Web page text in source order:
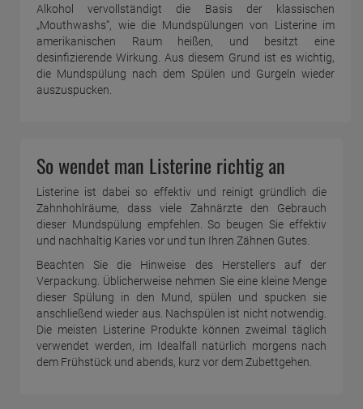
Alkohol vervollständigt die Basis der klassischen
„Mouthwashs“, wie die Mundspülungen von Listerine im
amerikanischen Raum heißen, und besitzt eine
desinfizierende Wirkung. Aus diesem Grund ist es wichtig,
die Mundspülung nach dem Spülen und Gurgeln wieder
auszuspucken.
So wendet man Listerine richtig an
Listerine ist dabei so effektiv und reinigt gründlich die
Zahnhohlräume, dass viele Zahnärzte den Gebrauch
dieser Mundspülung empfehlen. So beugen Sie effektiv
und nachhaltig Karies vor und tun Ihren Zähnen Gutes.
Beachten Sie die Hinweise des Herstellers auf der
Verpackung. Üblicherweise nehmen Sie eine kleine Menge
dieser Spülung in den Mund, spülen und spucken sie
anschließend wieder aus. Nachspülen ist nicht notwendig.
Die meisten Listerine Produkte können zweimal täglich
verwendet werden, im Idealfall natürlich morgens nach
dem Frühstück und abends, kurz vor dem Zubettgehen.